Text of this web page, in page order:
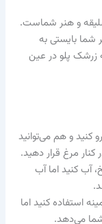
و هنر شماست.
شما بایستی به
زرشک پلو در عین
و هم می‌توانید
مرغ قرار دهید.
آب کنید اما آب
استفاده کنید اما
می‌دهد.